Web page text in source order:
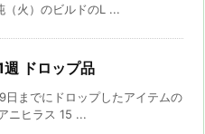
（火）のビルドのL ...
ドロップ品
日までにドロップしたアイテムの
ニヒラス 15 ...